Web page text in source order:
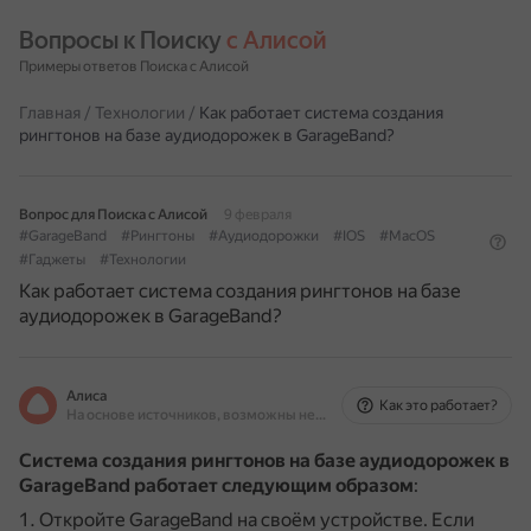
Вопросы к Поиску с Алисой
Примеры ответов Поиска с Алисой
Главная / Технологии / Как работает система создания
рингтонов на базе аудиодорожек в GarageBand?
Вопрос для Поиска с Алисой
9 февраля
#GarageBand
#Рингтоны #Аудиодорожки #IOS
#MacOS
#Гаджеты
#Технологии
Как работает система создания рингтонов на базе
аудиодорожек в GarageBand?
Алиса
На основе источников, возможны неточности
Как это работает?
Система создания рингтонов на базе аудиодорожек в
GarageBand работает следующим образом:
Откройте GarageBand на своём устройстве. Если